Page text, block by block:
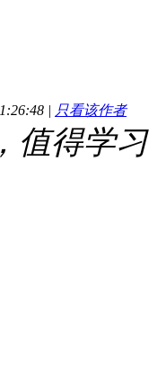
| 只看该作者
值得学习